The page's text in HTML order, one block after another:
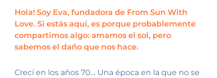
Hola! Soy Eva, fundadora de From Sun With
Love. Si estás aquí, es porque probablemente
compartimos algo: amamos el sol, pero
sabemos el daño que nos hace.
Crecí en los años 70… Una época en la que no se